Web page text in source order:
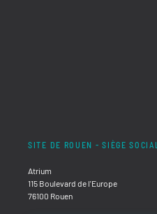
SITE DE ROUEN - SIÈGE SOCIAL
Atrium
115 Boulevard de l'Europe
76100 Rouen